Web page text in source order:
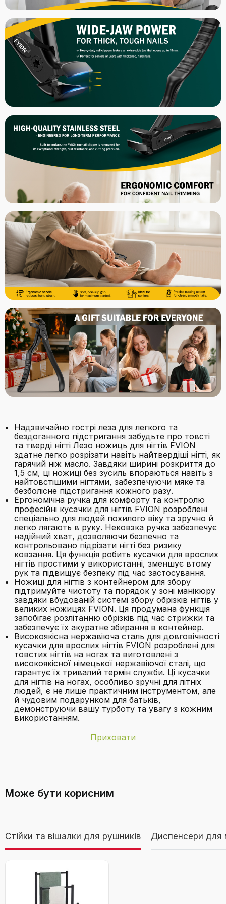
Надзвичайно гострі леза для легкого та
бездоганного підстригання забудьте про товсті
та тверді нігті Лезо ножиць для нігтів FVION
здатне легко розрізати навіть найтвердіші нігті, як
гарячий ніж масло. Завдяки ширині розкриття до
1,5 см, ці ножиці без зусиль впораються навіть з
найтовстішими нігтями, забезпечуючи мяке та
безболісне підстригання кожного разу.
Ергономічна ручка для комфорту та контролю
професійні кусачки для нігтів FVION розроблені
спеціально для людей похилого віку та зручно й
легко лягають в руку. Нековзка ручка забезпечує
надійний хват, дозволяючи безпечно та
контрольовано підрізати нігті без ризику
ковзання. Ця функція робить кусачки для врослих
нігтів простими у використанні, зменшує втому
рук та підвищує безпеку під час застосування.
Ножиці для нігтів з контейнером для збору
підтримуйте чистоту та порядок у зоні манікюру
завдяки вбудованій системі збору обрізків нігтів у
великих ножицях FVION. Ця продумана функція
запобігає розлітанню обрізків під час стрижки та
забезпечує їх акуратне збирання в контейнер.
Високоякісна нержавіюча сталь для довговічності
кусачки для врослих нігтів FVION розроблені для
товстих нігтів на ногах та виготовлені з
високоякісної німецької нержавіючої сталі, що
гарантує їх тривалий термін служби. Ці кусачки
для нігтів на ногах, особливо зручні для літніх
людей, є не лише практичним інструментом, але
й чудовим подарунком для батьків,
демонструючи вашу турботу та увагу з кожним
використанням.
Приховати
Кількість
1 штука
Країна-
виробник
Китай
Кусачки для нігтів FVION для літніх людей
та товстих нігтів, з подовженою ручкою,
сріблясті
Чи можна використовувати ці кусачки
Може бути корисним
Стійки та вішалки для рушників Диспенсери для